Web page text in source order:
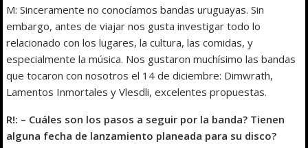
M: Sinceramente no conocíamos bandas uruguayas. Sin
embargo, antes de viajar nos gusta investigar todo lo
relacionado con los lugares, la cultura, las comidas, y
especialmente la música. Nos gustaron muchísimo las bandas
que tocaron con nosotros el 14 de diciembre: Dimwrath,
Lamentos Inmortales y Vlesdli, excelentes propuestas.
R!: – Cuáles son los pasos a seguir por la banda? Tienen
alguna fecha de lanzamiento planeada para su disco?